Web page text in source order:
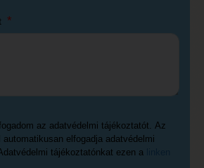
az adatvédelmi tájékoztatót. Az
automatikusan elfogadja adatvédelmi
tájékoztatónkat ezen a